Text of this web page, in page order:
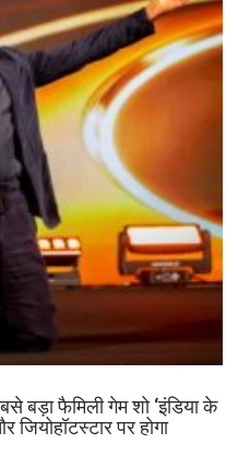
बड़ा फैमिली गेम शो ‘इंडिया के
पर होगा